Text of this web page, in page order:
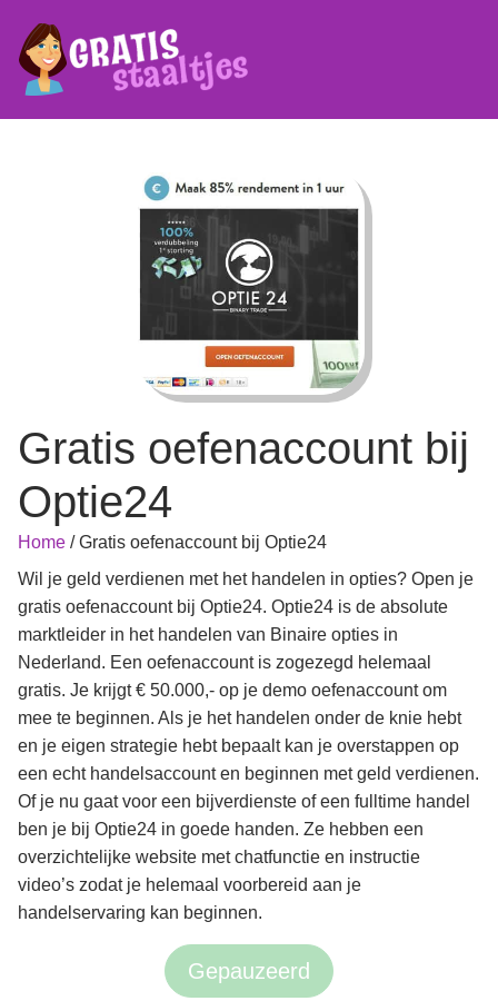
Gratis oefenaccount bij
Optie24
Home /Gratis oefenaccount bij Optie24
Wil je geld verdienen met het handelen in opties? Open je
gratis oefenaccount bij Optie24. Optie24 is de absolute
marktleider in het handelen van Binaire opties in
Nederland. Een oefenaccount is zogezegd helemaal
gratis. Je krijgt € 50.000,- op je demo oefenaccount om
mee te beginnen. Als je het handelen onder de knie hebt
en je eigen strategie hebt bepaalt kan je overstappen op
een echt handelsaccount en beginnen met geld verdienen.
Of je nu gaat voor een bijverdienste of een fulltime handel
ben je bij Optie24 in goede handen. Ze hebben een
overzichtelijke website met chatfunctie en instructie
video’s zodat je helemaal voorbereid aan je
handelservaring kan beginnen.
Gepauzeerd